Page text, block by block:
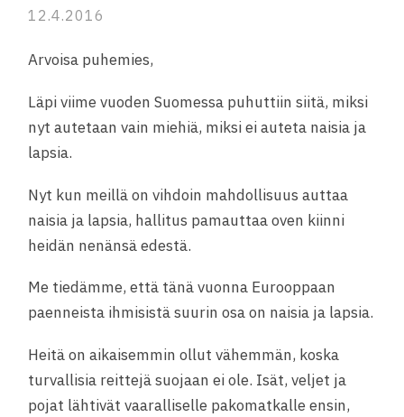
12.4.2016
Arvoisa puhemies,
Läpi viime vuoden Suomessa puhuttiin siitä, miksi
nyt autetaan vain miehiä, miksi ei auteta naisia ja
lapsia.
Nyt kun meillä on vihdoin mahdollisuus auttaa
naisia ja lapsia, hallitus pamauttaa oven kiinni
heidän nenänsä edestä.
Me tiedämme, että tänä vuonna Eurooppaan
paenneista ihmisistä suurin osa on naisia ja lapsia.
Heitä on aikaisemmin ollut vähemmän, koska
turvallisia reittejä suojaan ei ole. Isät, veljet ja
pojat lähtivät vaaralliselle pakomatkalle ensin,